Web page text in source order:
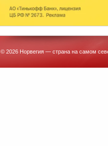
© 2026 Норвегия — страна на самом